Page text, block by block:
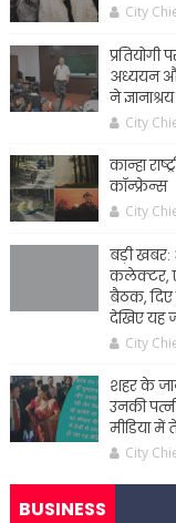
City
अध्ययन
ने
City
कान्हा
कॉन्फ्रेन्स
City
बड़ी खबर:
कलेक्टर,
बैठक, दिए
देखिए यह
City
शहर के
उनकी
मीडिया में
City
BUSINESS